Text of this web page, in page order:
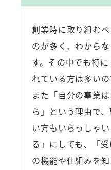
創業時に取り組む
のが多く、わから
す。その中でも特
れている方は多い
また「自分の事業
ら」という理由で
い方もいらっしゃ
る」にしても、「
の機能や仕組みを